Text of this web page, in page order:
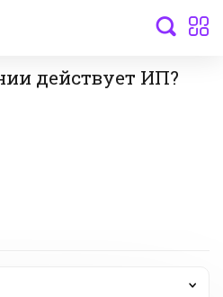
действует ИП?